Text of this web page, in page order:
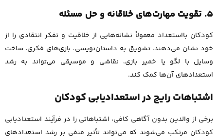
۵. تقویت مهارت‌های خلاقانه و حل مسئله
کودکان بااستعداد معمولاً نشانه‌هایی از خلاقیت و تفکر انتقادی را از
خود نشان می‌دهند. تشویق به داستان‌نویسی، بازی‌های فکری، ساخت
وسایل با لگو یا خمیر بازی، نقاشی و موسیقی می‌تواند به رشد
استعدادهای آن‌ها کمک کند.
اشتباهات رایج در استعدادیابی کودکان
برخی از والدین بدون آگاهی کافی، اشتباهاتی را در فرآیند استعدادیابی
کودکان مرتکب می‌شوند که می‌تواند تأثیر منفی بر رشد استعدادهای